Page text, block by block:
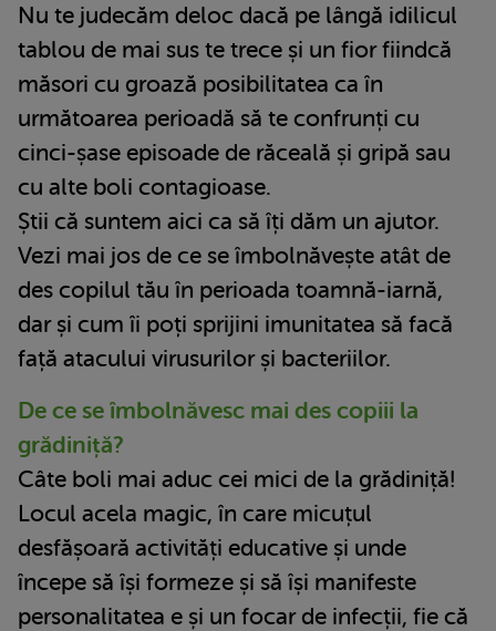
Nu te judecăm deloc dacă pe lângă idilicul
tablou de mai sus te trece și un fior fiindcă
măsori cu groază posibilitatea ca în
următoarea perioadă să te confrunți cu
cinci-șase episoade de răceală și gripă sau
cu alte boli contagioase.
Știi că suntem aici ca să îți dăm un ajutor.
Vezi mai jos de ce se îmbolnăvește atât de
des copilul tău în perioada toamnă-iarnă,
dar și cum îi poți sprijini imunitatea să facă
față atacului virusurilor și bacteriilor.
De ce se îmbolnăvesc mai des copiii la
grădiniță?
Câte boli mai aduc cei mici de la grădiniță!
Locul acela magic, în care micuțul
desfășoară activități educative și unde
începe să își formeze și să își manifeste
personalitatea e și un focar de infecții, fie că